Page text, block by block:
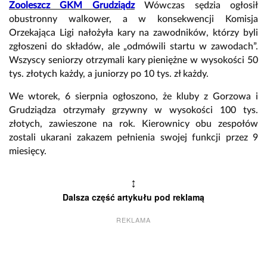
Zooleszcz GKM GrudziądzWówczas sędzia ogłosił
obustronny walkower, a w konsekwencji Komisja
Orzekająca Ligi nałożyła kary na zawodników, którzy byli
zgłoszeni do składów, ale „odmówili startu w zawodach”.
Wszyscy seniorzy otrzymali kary pieniężne w wysokości 50
tys. złotych każdy, a juniorzy po 10 tys. zł każdy.
We wtorek, 6 sierpnia ogłoszono, że kluby z Gorzowa i
Grudziądza otrzymały grzywny w wysokości 100 tys.
złotych, zawieszone na rok. Kierownicy obu zespołów
zostali ukarani zakazem pełnienia swojej funkcji przez 9
miesięcy.
↕
Dalsza część artykułu pod reklamą
REKLAMA